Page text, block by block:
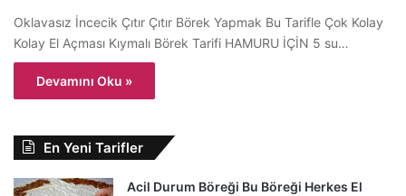
Oklavasız İncecik Çıtır Çıtır Börek Yapmak Bu Tarifle Çok Kolay
Kolay El Açması Kıymalı Börek Tarifi HAMURU İÇİN 5 su…
Devamını Oku »
En Yeni Tarifler
Acil Durum Böreği Bu Böreği Herkes El